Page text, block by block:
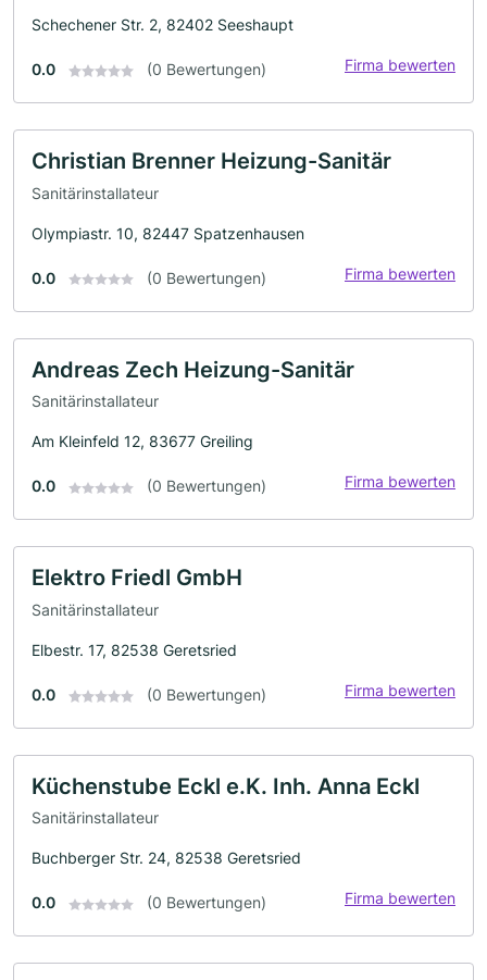
Schechener Str. 2, 82402 Seeshaupt
0.0 (0 Bewertungen) Firma bewerten
Christian Brenner Heizung-Sanitär
Sanitärinstallateur
Olympiastr. 10, 82447 Spatzenhausen
0.0 (0 Bewertungen) Firma bewerten
Andreas Zech Heizung-Sanitär
Sanitärinstallateur
Am Kleinfeld 12, 83677 Greiling
0.0 (0 Bewertungen) Firma bewerten
Elektro Friedl GmbH
Sanitärinstallateur
Elbestr. 17, 82538 Geretsried
0.0 (0 Bewertungen) Firma bewerten
Küchenstube Eckl e.K. Inh. Anna Eckl
Sanitärinstallateur
Buchberger Str. 24, 82538 Geretsried
0.0 (0 Bewertungen) Firma bewerten